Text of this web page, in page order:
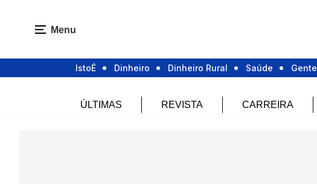
Menu
IstoÉ Dinheiro Dinheiro Rural Saúde Gente
ÚLTIMAS REVISTA CARREIRA